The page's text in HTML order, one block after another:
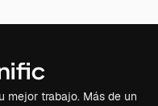
mejor trabajo. Más de un